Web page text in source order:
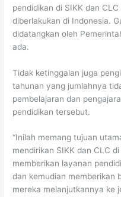
pendidikan di SIKK dan
diberlakukan di Indonesia.
didatangkan oleh
ada.
Tidak ketinggalan juga
tahunan yang jumlahnya
pembelajaran dan
pendidikan tersebut.
“Inilah memang tujuan
mendirikan SIKK dan CLC
memberikan layanan
dan kemudian memberikan
mereka melanjutkannya ke